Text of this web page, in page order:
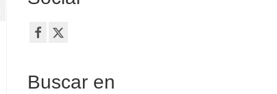
Buscar en